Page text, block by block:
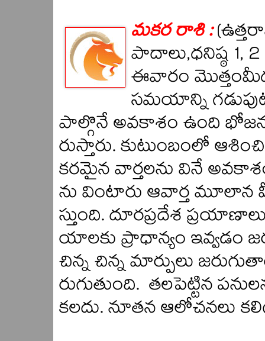
మకర రాశి :
పాదాలు,ధనిష్ఠ 1,
ఈవారం మొత్తంమీద
సమయాన్ని
పాల్గొనే అవకాశం ఉంది
రుస్తారు. కుటుంబంలో
కరమైన వార్తలను వినే
ను వింటారు ఆవార్త
స్తుంది. దూరప్రదేశ
యాలకు ప్రాధాన్యం ఇవ్వడం
చిన్న చిన్న మార్పులు
రుగుతుంది. తలపెట్టిన
కలదు. నూతన ఆలోచనలు